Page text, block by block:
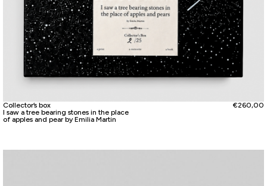
Collector’s box
I saw a tree bearing stones in the place
of apples and pear by Emilia Martin
€260,00